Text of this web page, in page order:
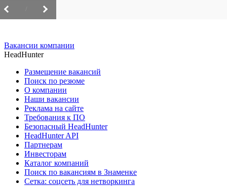
Вакансии компании
HeadHunter
Размещение вакансий
Поиск по резюме
О компании
Наши вакансии
Реклама на сайте
Требования к ПО
Безопасный HeadHunter
HeadHunter API
Партнерам
Инвесторам
Каталог компаний
Поиск по вакансиям в Знаменке
Сетка: соцсеть для нетворкинга